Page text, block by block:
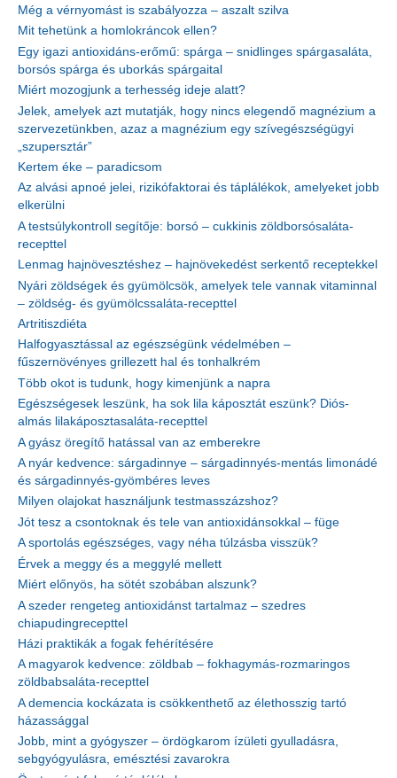
Még a vérnyomást is szabályozza – aszalt szilva
Mit tehetünk a homlokráncok ellen?
Egy igazi antioxidáns-erőmű: spárga – snidlinges spárgasaláta,
borsós spárga és uborkás spárgaital
Miért mozogjunk a terhesség ideje alatt?
Jelek, amelyek azt mutatják, hogy nincs elegendő magnézium a
szervezetünkben, azaz a magnézium egy szívegészségügyi
„szupersztár”
Kertem éke – paradicsom
Az alvási apnoé jelei, rizikófaktorai és táplálékok, amelyeket jobb
elkerülni
A testsúlykontroll segítője: borsó – cukkinis zöldborsósaláta-
recepttel
Lenmag hajnövesztéshez – hajnövekedést serkentő receptekkel
Nyári zöldségek és gyümölcsök, amelyek tele vannak vitaminnal
– zöldség- és gyümölcssaláta-recepttel
Artritiszdiéta
Halfogyasztással az egészségünk védelmében –
fűszernövényes grillezett hal és tonhalkrém
Több okot is tudunk, hogy kimenjünk a napra
Egészségesek leszünk, ha sok lila káposztát eszünk? Diós-
almás lilakáposztasaláta-recepttel
A gyász öregítő hatással van az emberekre
A nyár kedvence: sárgadinnye – sárgadinnyés-mentás limonádé
és sárgadinnyés-gyömbéres leves
Milyen olajokat használjunk testmasszázshoz?
Jót tesz a csontoknak és tele van antioxidánsokkal – füge
A sportolás egészséges, vagy néha túlzásba visszük?
Érvek a meggy és a meggylé mellett
Miért előnyös, ha sötét szobában alszunk?
A szeder rengeteg antioxidánst tartalmaz – szedres
chiapudingrecepttel
Házi praktikák a fogak fehérítésére
A magyarok kedvence: zöldbab – fokhagymás-rozmaringos
zöldbabsaláta-recepttel
A demencia kockázata is csökkenthető az élethosszig tartó
házassággal
Jobb, mint a gyógyszer – ördögkarom ízületi gyulladásra,
sebgyógyulásra, emésztési zavarokra